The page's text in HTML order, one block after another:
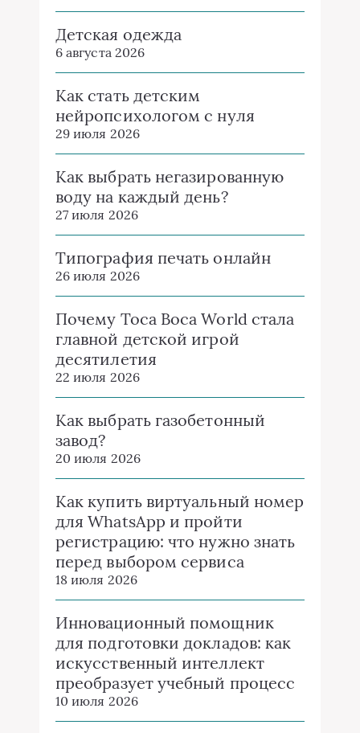
Детская одежда
6 августа 2026
Как стать детским
нейропсихологом с нуля
29 июля 2026
Как выбрать негазированную
воду на каждый день?
27 июля 2026
Типография печать онлайн
26 июля 2026
Почему Toca Boca World стала
главной детской игрой
десятилетия
22 июля 2026
Как выбрать газобетонный
завод?
20 июля 2026
Как купить виртуальный номер
для WhatsApp и пройти
регистрацию: что нужно знать
перед выбором сервиса
18 июля 2026
Инновационный помощник
для подготовки докладов: как
искусственный интеллект
преобразует учебный процесс
10 июля 2026